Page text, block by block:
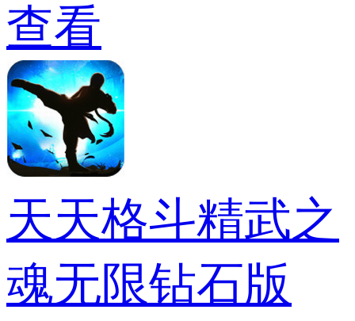
查看
天天格斗精武之
魂无限钻石版